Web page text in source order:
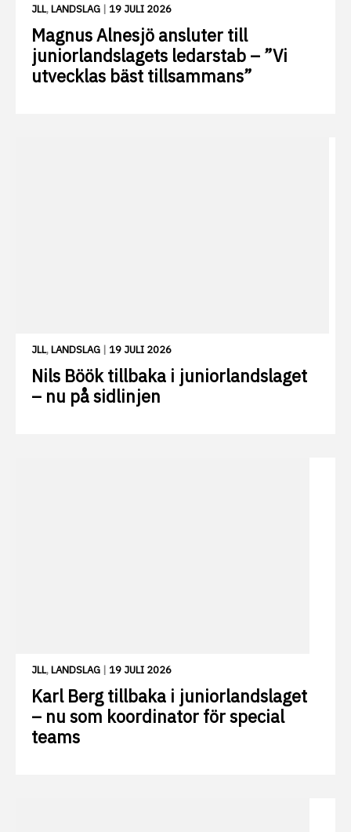
JLL,LANDSLAG | 19 JULI 2026
Magnus Alnesjö ansluter till
juniorlandslagets ledarstab – ”Vi
utvecklas bäst tillsammans”
JLL,LANDSLAG | 19 JULI 2026
Nils Böök tillbaka i juniorlandslaget
– nu på sidlinjen
JLL,LANDSLAG | 19 JULI 2026
Karl Berg tillbaka i juniorlandslaget
– nu som koordinator för special
teams